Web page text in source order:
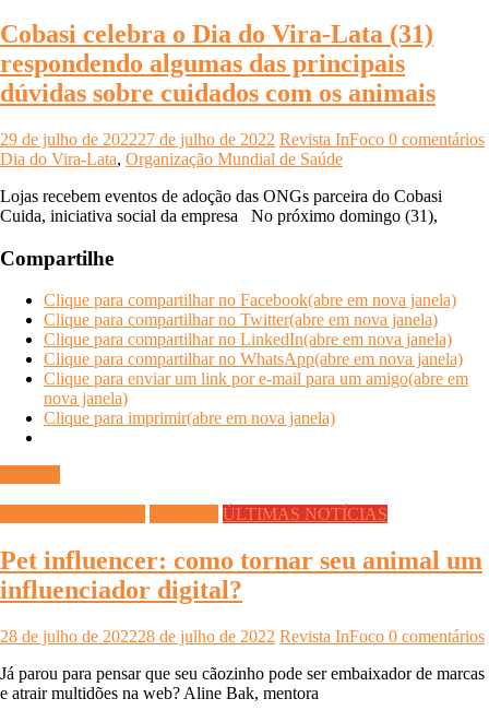
Cobasi celebra o Dia do Vira-Lata (31)
respondendo algumas das principais
dúvidas sobre cuidados com os animais
29 de julho de 202227 de julho de 2022 Revista InFoco 0 comentários
Dia do Vira-Lata, Organização Mundial de Saúde
Lojas recebem eventos de adoção das ONGs parceira do Cobasi
Cuida, iniciativa social da empresa No próximo domingo (31),
Compartilhe
Clique para compartilhar no Facebook(abre em nova janela)
Clique para compartilhar no Twitter(abre em nova janela)
Clique para compartilhar no LinkedIn(abre em nova janela)
Clique para compartilhar no WhatsApp(abre em nova janela)
Clique para enviar um link por e-mail para um amigo(abre em
nova janela)
Clique para imprimir(abre em nova janela)
ÚLTIMAS NOTÍCIAS
Pet influencer: como tornar seu animal um
influenciador digital?
28 de julho de 202228 de julho de 2022 Revista InFoco 0 comentários
Já parou para pensar que seu cãozinho pode ser embaixador de marcas
e atrair multidões na web? Aline Bak, mentora